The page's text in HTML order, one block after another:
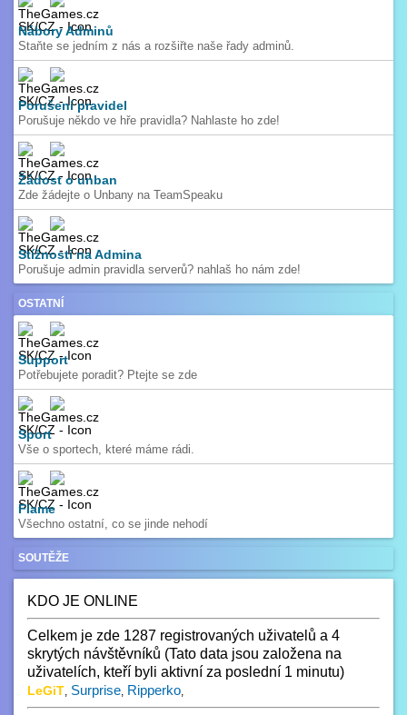
Nábory Adminů
Staňte se jedním z nás a rozšiřte naše řady adminů.
Porušení pravidel
Porušuje někdo ve hře pravidla? Nahlaste ho zde!
Žádost o unban
Zde žádejte o Unbany na TeamSpeaku
Stížnosti na Admina
Porušuje admin pravidla serverů? nahlaš ho nám zde!
OSTATNÍ
Support
Potřebujete poradit? Ptejte se zde
Sport
Vše o sportech, které máme rádi.
Flame
Všechno ostatní, co se jinde nehodí
SOUTĚŽE
KDO JE ONLINE
Celkem je zde 1287 registrovaných uživatelů a 4
skrytých návštěvníků (Tato data jsou založena na
uživatelích, kteří byli aktivní za poslední 1 minutu)
LeGiT, Surprise, Ripperko,